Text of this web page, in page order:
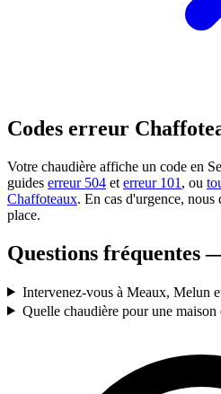
Codes erreur
Votre chaudière affiche un code en
guides erreur 504 et erreur 101 , ou
Chaffoteaux. En cas d'urgence, nous
place.
Questions fréquentes
Intervenez-vous à Meaux, Melun
Quelle chaudière pour une maison